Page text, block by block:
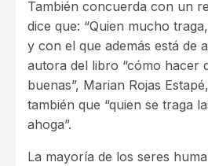
También concuerda con un
dice que: “Quien mucho
y con el que además está de
autora del libro “cómo hacer
buenas”, Marian Rojas
también que “quien se traga
ahoga”.
La mayoría de los seres